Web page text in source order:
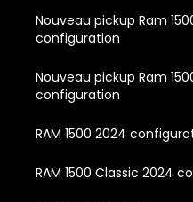
Nouveau pickup Ram
configuration
Nouveau pickup Ram
configuration
RAM 1500 2024
RAM 1500 Classic 2024